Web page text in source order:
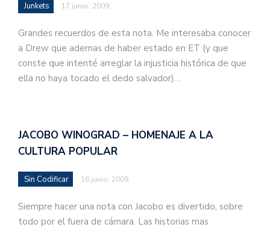
Junkets 17 junio, 2009
Grandes recuerdos de esta nota. Me interesaba conocer
a Drew que ademas de haber estado en ET (y que
conste que intenté arreglar la injusticia histórica de que
ella no haya tocado el dedo salvador)…
JACOBO WINOGRAD – HOMENAJE A LA
CULTURA POPULAR
Sin Codificar 16 junio, 2009
Siempre hacer una nota con Jacobo es divertido, sobre
todo por el fuera de cámara. Las historias mas